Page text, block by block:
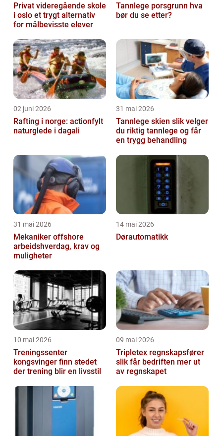
Privat videregående skole
i oslo et trygt alternativ
for målbevisste elever
Tannlege porsgrunn hva
bør du se etter?
02 juni 2026
Rafting i norge: actionfylt
naturglede i dagali
31 mai 2026
Tannlege skien slik velger
du riktig tannlege og får
en trygg behandling
31 mai 2026
Mekaniker offshore
arbeidshverdag, krav og
muligheter
14 mai 2026
Dørautomatikk
10 mai 2026
Treningssenter
kongsvinger finn stedet
der trening blir en livsstil
09 mai 2026
Tripletex regnskapsfører
slik får bedriften mer ut
av regnskapet